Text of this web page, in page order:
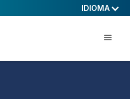
IDIOMA